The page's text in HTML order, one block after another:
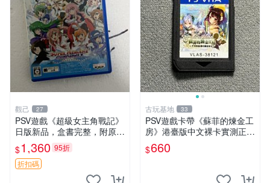
觀己 27
PSV遊戲《超級女主角戰記》
日版新品，盒書完整，附原裝
包裝，玩樂典藏款，成就全開
任你挑戰 超級女主角戰記 PS
V 游戲 日版 成就全開 DLC 全
$1,360 95折
折扣碼
古玩基地 33
PSV遊戲卡帶《蘇菲的煉金工
房》港臺版中文裸卡實測正常
嚴選直銷僅售不退不換單次2
張起享優惠 煉金工房 游戲卡
$660